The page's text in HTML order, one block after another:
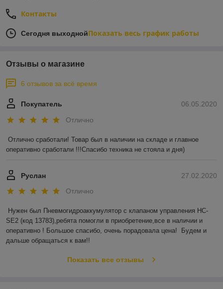
Контакты
Сегодня выходнойПоказать весь график работы
Отзывы о магазине
6 отзывов за всё время
06.05.2020
Покупатель
Отлично
Отлично сработали! Товар был в наличии на складе и главное
оперативно сработали !!!Спасибо техника не стояла и дня)
27.02.2020
Руслан
Отлично
Нужен был Пневмогидроаккумулятор с клапаном управления HC-
SE2 (код 13783),ребята помогли в приобретение,все в наличии и
оперативно ! Большое спасибо, очень порадовала цена!  Будем и
дальше обращаться к вам!!
Показать все отзывы